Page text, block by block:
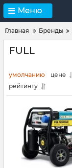
Меню
Главная Бренды
FULL
умолчанию цене
рейтингу